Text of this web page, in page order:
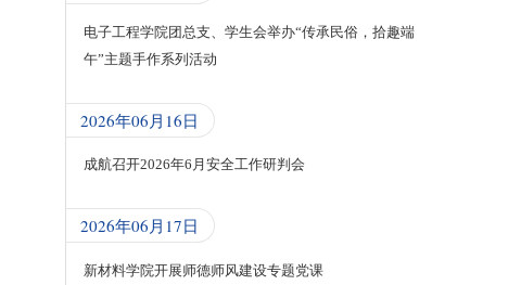
电子工程学院团总支、学生会举办“传承民俗，拾趣端
午”主题手作系列活动
2026年06月16日
成航召开2026年6月安全工作研判会
2026年06月17日
新材料学院开展师德师风建设专题党课